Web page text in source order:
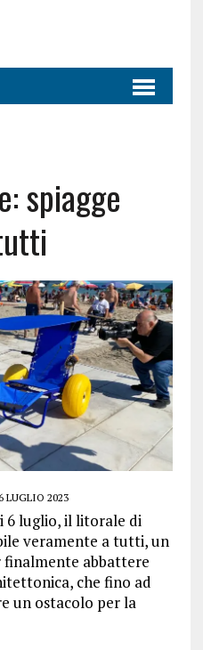
spiagge
LUGLIO 2023
6 luglio, il litorale di
veramente a tutti, un
finalmente abbattere
che fino ad
un ostacolo per la